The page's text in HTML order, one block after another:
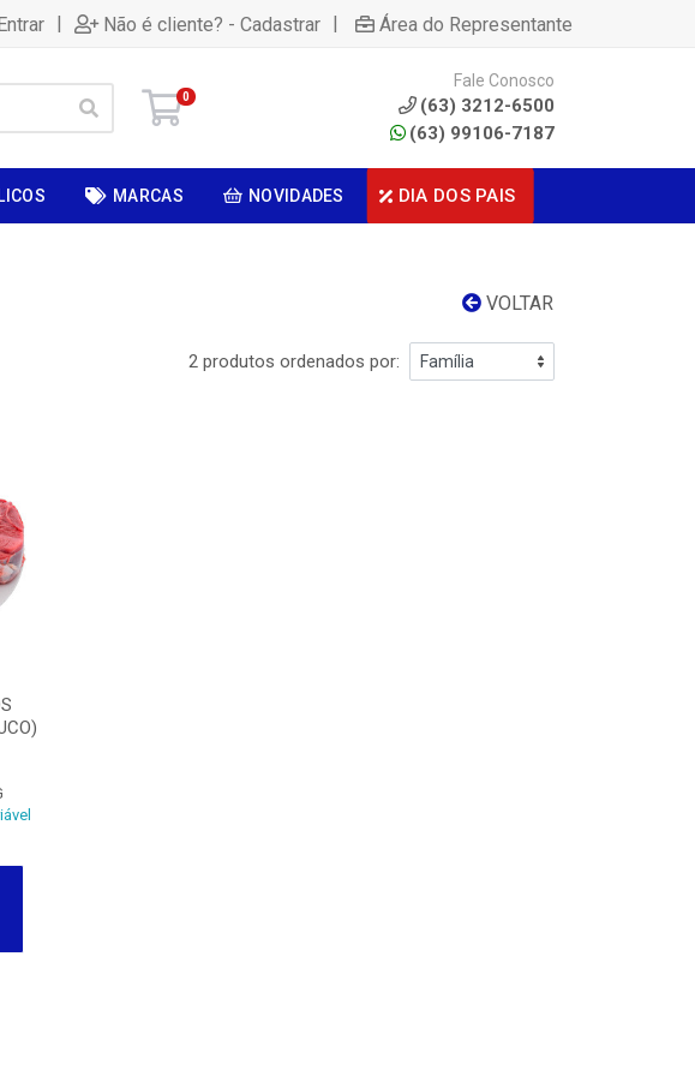
| Não é cliente? - Cadastrar | Área do Representante
0
Fale Conosco
(63) 3212-6500
(63) 99106-7187
MARCAS NOVIDADES DIA DOS PAIS
VOLTAR
2 produtos ordenados por: